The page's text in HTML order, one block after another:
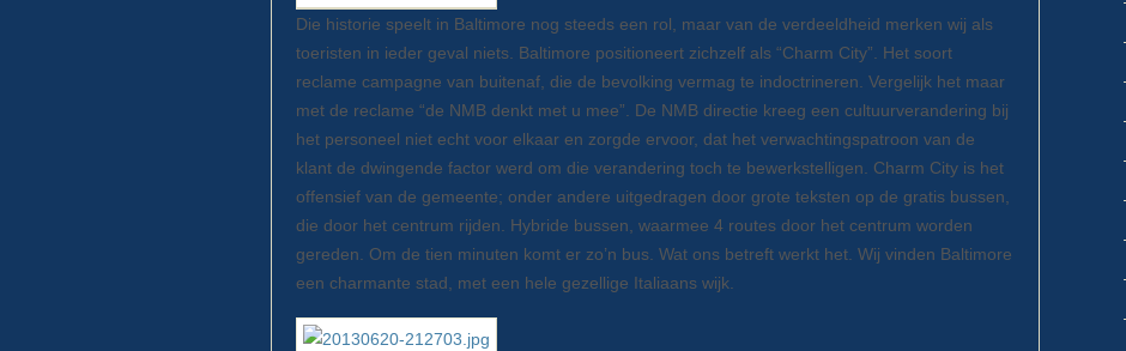
Die historie speelt in Baltimore nog steeds een rol, maar van de verdeeldheid merken wij als
toeristen in ieder geval niets. Baltimore positioneert zichzelf als “Charm City”. Het soort
reclame campagne van buitenaf, die de bevolking vermag te indoctrineren. Vergelijk het maar
met de reclame “de NMB denkt met u mee”. De NMB directie kreeg een cultuurverandering bij
het personeel niet echt voor elkaar en zorgde ervoor, dat het verwachtingspatroon van de
klant de dwingende factor werd om die verandering toch te bewerkstelligen. Charm City is het
offensief van de gemeente; onder andere uitgedragen door grote teksten op de gratis bussen,
die door het centrum rijden. Hybride bussen, waarmee 4 routes door het centrum worden
gereden. Om de tien minuten komt er zo’n bus. Wat ons betreft werkt het. Wij vinden Baltimore
een charmante stad, met een hele gezellige Italiaans wijk.